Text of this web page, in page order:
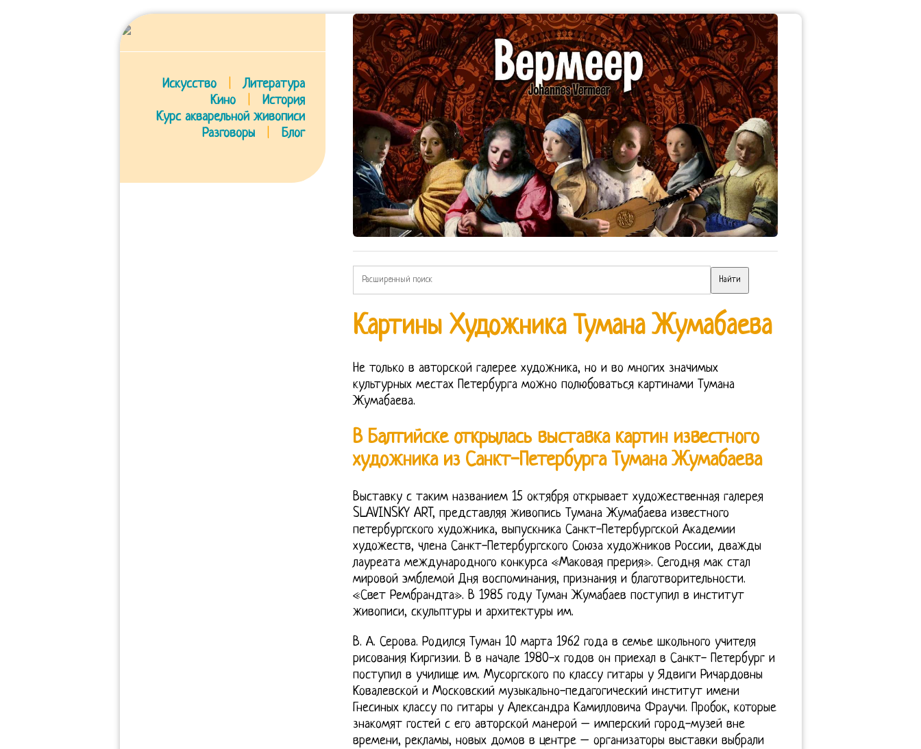
Искусство
Литература
Кино
История
Курс акварельной живописи
Разговоры
Блог
Картины Художника Тумана Жумабаева
Не только в авторской галерее художника, но и во многих значимых
культурных местах Петербурга можно полюбоваться картинами Тумана
Жумабаева.
В Балтийске открылась выставка картин известного
художника из Санкт-Петербурга Тумана Жумабаева
Выставку с таким названием 15 октября открывает художественная галерея
SLAVINSKY ART, представляя живопись Тумана Жумабаева известного
петербургского художника, выпускника Санкт-Петербургской Академии
художеств, члена Санкт-Петербургского Союза художников России, дважды
лауреата международного конкурса «Маковая прерия». Сегодня мак стал
мировой эмблемой Дня воспоминания, признания и благотворительности.
«Свет Рембрандта». В 1985 году Туман Жумабаев поступил в институт
живописи, скульптуры и архитектуры им.
В. А. Серова. Родился Туман 10 марта 1962 года в семье школьного учителя
рисования Киргизии. В в начале 1980-х годов он приехал в Санкт- Петербург и
поступил в училище им. Мусоргского по классу гитары у Ядвиги Ричардовны
Ковалевской и Московский музыкально-педагогический институт имени
Гнесиных классу по гитары у Александра Камилловича Фраучи. Пробок, которые
знакомят гостей с его авторской манерой – имперский город-музей вне
времени, рекламы, новых домов в центре – организаторы выставки выбрали